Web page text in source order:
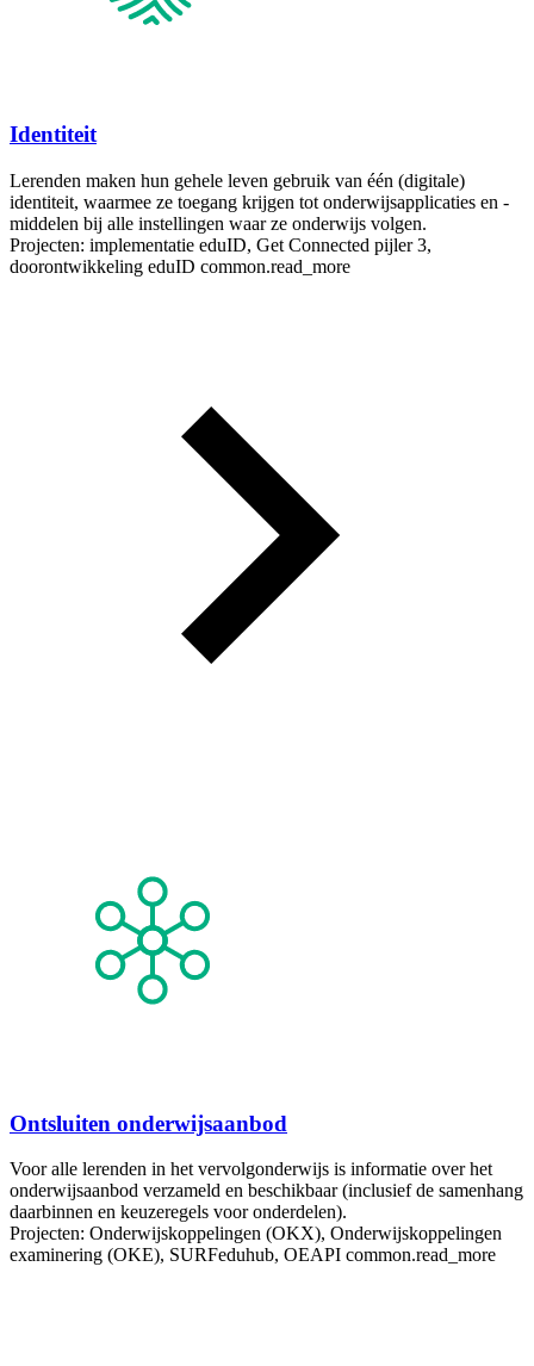
Identiteit
Lerenden maken hun gehele leven gebruik van één (digitale)
identiteit, waarmee ze toegang krijgen tot onderwijsapplicaties en -
middelen bij alle instellingen waar ze onderwijs volgen.
Projecten: implementatie eduID, Get Connected pijler 3,
doorontwikkeling eduID common.read_more
Ontsluiten onderwijsaanbod
Voor alle lerenden in het vervolgonderwijs is informatie over het
onderwijsaanbod verzameld en beschikbaar (inclusief de samenhang
daarbinnen en keuzeregels voor onderdelen).
Projecten: Onderwijskoppelingen (OKX), Onderwijskoppelingen
examinering (OKE), SURFeduhub, OEAPI common.read_more